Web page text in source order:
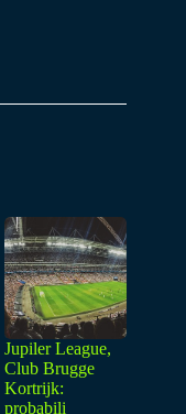
Jupiler League,
Club Brugge
Kortrijk:
probabili